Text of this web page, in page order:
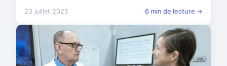
23 juillet 2025 6 min de lecture →